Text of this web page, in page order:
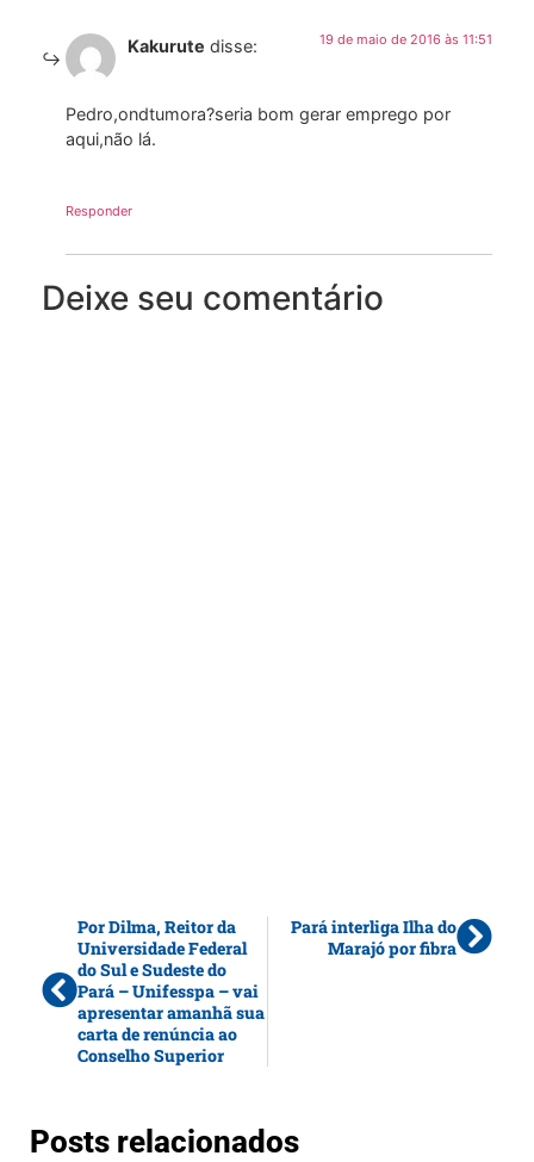
Kakurute disse: 19 de maio de 2016 às 11:51
Pedro,ondtumora?seria bom gerar emprego por
aqui,não lá.
Responder
Deixe seu comentário
Por Dilma, Reitor da
Universidade Federal
do Sul e Sudeste do
Pará – Unifesspa – vai
apresentar amanhã sua
carta de renúncia ao
Conselho Superior
Pará interliga Ilha do
Marajó por fibra
Posts relacionados